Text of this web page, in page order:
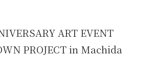
ART EVENT
PROJECT in Machida